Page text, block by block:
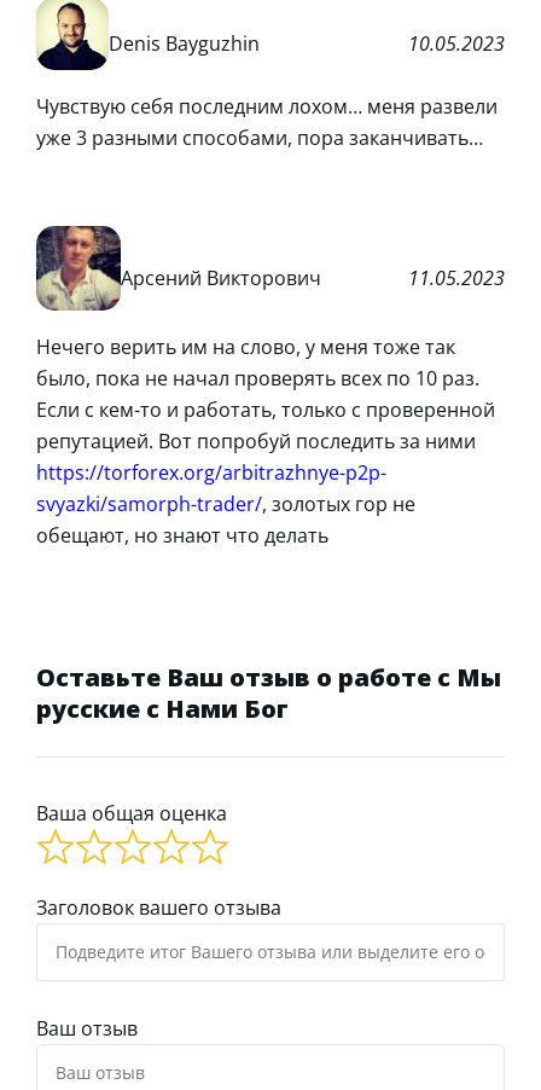
Denis Bayguzhin 10.05.2023
Чувствую себя последним лохом… меня развели
уже 3 разными способами, пора заканчивать…
Арсений Викторович 11.05.2023
Нечего верить им на слово, у меня тоже так
было, пока не начал проверять всех по 10 раз.
Если с кем-то и работать, только с проверенной
репутацией. Вот попробуй последить за ними
https://torforex.org/arbitrazhnye-p2p-
svyazki/samorph-trader/, золотых гор не
обещают, но знают что делать
Оставьте Ваш отзыв о работе с Мы
русские с Нами Бог
Ваша общая оценка
Заголовок вашего отзыва
Ваш отзыв